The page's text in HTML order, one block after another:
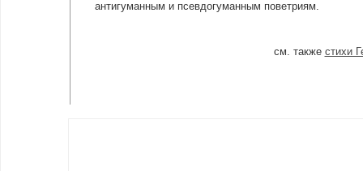
антигуманным и псевдогуманным поветриям.
см. также стихи